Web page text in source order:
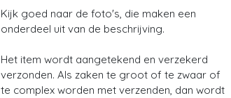
Kijk goed naar de foto's, die maken een
onderdeel uit van de beschrijving.
Het item wordt aangetekend en verzekerd
verzonden. Als zaken te groot of te zwaar of
te complex worden met verzenden, dan wordt